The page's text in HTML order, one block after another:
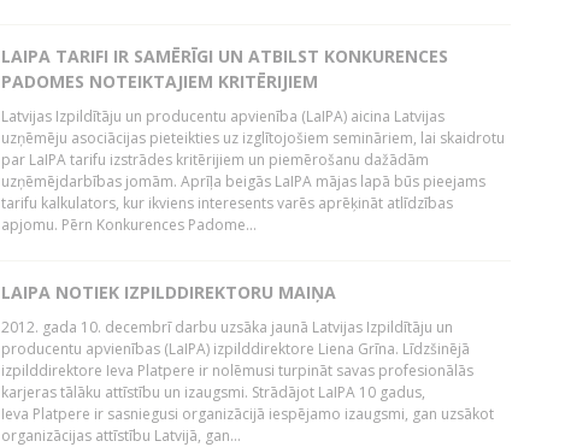
LAIPA TARIFI IR SAMĒRĪGI UN ATBILST KONKURENCES
PADOMES NOTEIKTAJIEM KRITĒRIJIEM
Latvijas Izpildītāju un producentu apvienība (LaIPA) aicina Latvijas
uzņēmēju asociācijas pieteikties uz izglītojošiem semināriem, lai skaidrotu
par LaIPA tarifu izstrādes kritērijiem un piemērošanu dažādām
uzņēmējdarbības jomām. Aprīļa beigās LaIPA mājas lapā būs pieejams
tarifu kalkulators, kur ikviens interesents varēs aprēķināt atlīdzības
apjomu. Pērn Konkurences Padome...
LAIPA NOTIEK IZPILDDIREKTORU MAIŅA
2012. gada 10. decembrī darbu uzsāka jaunā Latvijas Izpildītāju un
producentu apvienības (LaIPA) izpilddirektore Liena Grīna. Līdzšinējā
izpilddirektore Ieva Platpere ir nolēmusi turpināt savas profesionālās
karjeras tālāku attīstību un izaugsmi. Strādājot LaIPA 10 gadus,
Ieva Platpere ir sasniegusi organizācijā iespējamo izaugsmi, gan uzsākot
organizācijas attīstību Latvijā, gan...